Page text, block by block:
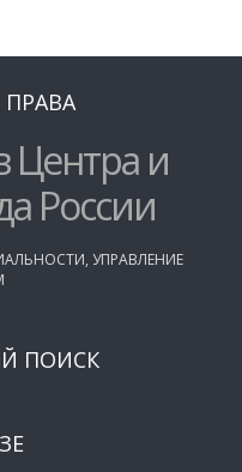
Центра и
России
, УПРАВЛЕНИЕ
ПОИСК